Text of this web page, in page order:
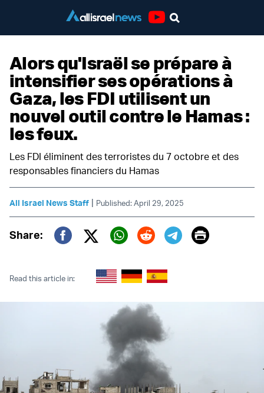
Alors qu'Israël se prépare à
intensifier ses opérations à
Gaza, les FDI utilisent un
nouvel outil contre le Hamas :
les feux.
Les FDI éliminent des terroristes du 7 octobre et des
responsables financiers du Hamas
All Israel News Staff | Published: April 29, 2025
Share:
Twitter (X)
Print
Read this article in: